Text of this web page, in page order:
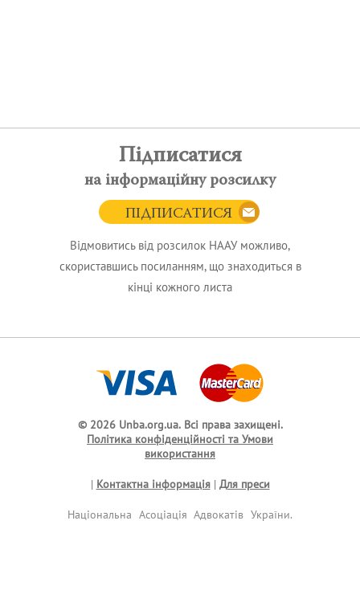
Підписатися
на інформаційну розсилку
ПІДПИСАТИСЯ
Відмовитись від розсилок НААУ можливо,
скориставшись посиланням, що знаходиться в
кінці кожного листа
© 2026 Unba.org.ua. Всі права захищені.
Політика конфіденційності та Умови
використання
| Контактна інформація| Для преси
Національна Асоціація Адвокатів України.